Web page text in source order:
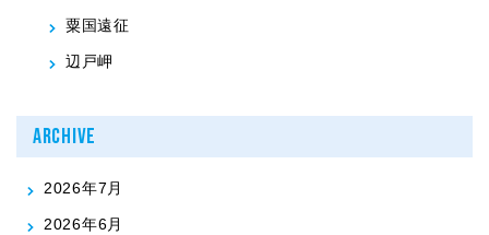
粟国遠征
辺戸岬
ARCHIVE
2026年7月
2026年6月